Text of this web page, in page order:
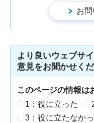
より良いウェブサ
意見をお聞かせく
このページの情報は
1：役に立った
3：役に立たなか